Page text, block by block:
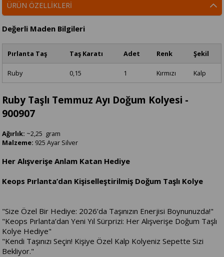
ÜRÜN ÖZELLIKLERI
Değerli Maden Bilgileri
Pırlanta Taş Taş Karatı Adet Renk Şekil
Ruby 0,15 1 Kırmızı Kalp
Ruby Taşlı Temmuz Ayı Doğum Kolyesi -
900907
Ağırlık: ~2,25 gram
Malzeme: 925 Ayar Silver
Her Alışverişe Anlam Katan Hediye
Keops Pırlanta’dan Kişiselleştirilmiş Doğum Taşlı Kolye
"Size Özel Bir Hediye: 2026’da Taşınızın Enerjisi Boynunuzda!"
"Keops Pırlanta’dan Yeni Yıl Sürprizi: Her Alışverişe Doğum Taşlı
Kolye Hediye"
"Kendi Taşınızı Seçin! Kişiye Özel Kalp Kolyeniz Sepette Sizi
Bekliyor."